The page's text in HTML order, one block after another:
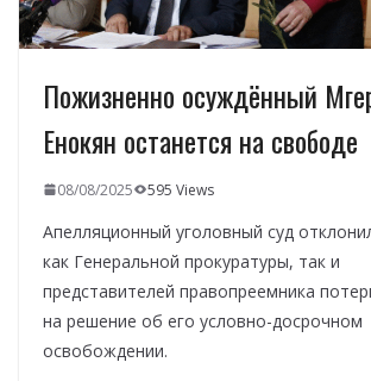
Пожизненно осуждённый
Енокян останется на свободе
08/08/2025 595 Views
Апелляционный уголовный суд
как Генеральной прокуратуры, так и
представителей правопреемника
на решение об его условно-досрочном
освобождении.